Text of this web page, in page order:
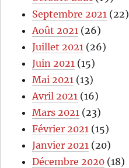
Septembre 2021 (22)
Août 2021 (26)
Juillet 2021 (26)
Juin 2021 (15)
Mai 2021 (13)
Avril 2021 (16)
Mars 2021 (23)
Février 2021 (15)
Janvier 2021 (20)
Décembre 2020 (18)